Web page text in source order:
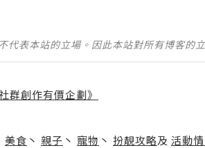
代表本站的立場。因此本站對所有博客的
群創作有價企劃》
美食 丶 親子 丶 寵物 丶 扮靚攻略及 活動